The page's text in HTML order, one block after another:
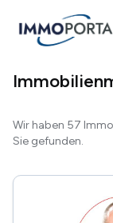
Wir haben 57
Sie gefunden.